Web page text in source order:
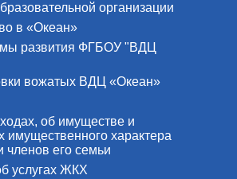
организации
в «Океан»
развития ФГБОУ "ВДЦ
вожатых ВДЦ «Океан»
об имуществе и
имущественного характера
членов его семьи
услугах ЖКХ